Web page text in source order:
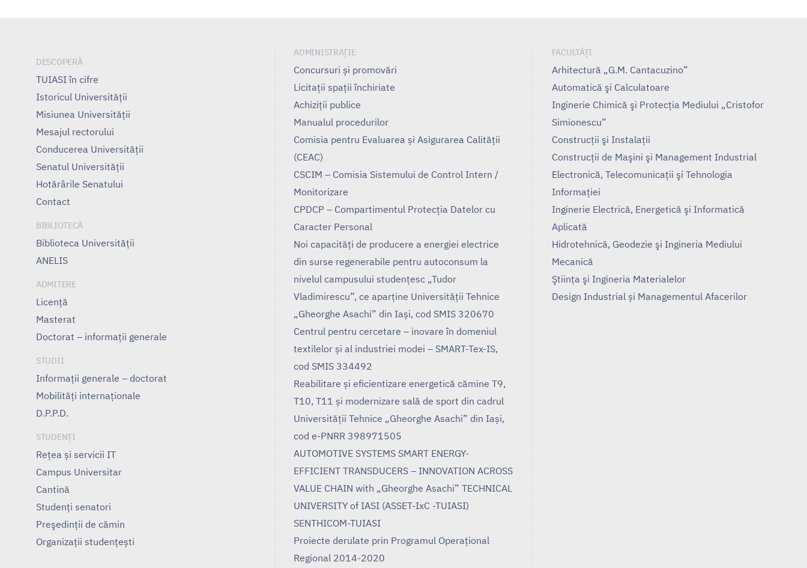
DESCOPERĂ
TUIASI în cifre
Istoricul Universităţii
Misiunea Universităţii
Mesajul rectorului
Conducerea Universităţii
Senatul Universității
Hotărârile Senatului
Contact
BIBLIOTECĂ
Biblioteca Universității
ANELIS
ADMITERE
Licență
Masterat
Doctorat – informații generale
STUDII
Informații generale – doctorat
Mobilități internaționale
D.P.P.D.
STUDENȚI
Rețea și servicii IT
Campus Universitar
Cantină
Studenți senatori
Preşedinţii de cămin
Organizații studențești
ADMINISTRAȚIE
Concursuri și promovări
Licitații spații închiriate
Achiziții publice
Manualul procedurilor
Comisia pentru Evaluarea și Asigurarea Calității
(CEAC)
CSCIM – Comisia Sistemului de Control Intern /
Monitorizare
CPDCP – Compartimentul Protecția Datelor cu
Caracter Personal
Noi capacități de producere a energiei electrice
din surse regenerabile pentru autoconsum la
nivelul campusului studențesc „Tudor
Vladimirescu”, ce aparține Universității Tehnice
„Gheorghe Asachi” din Iași, cod SMIS 320670
Centrul pentru cercetare – inovare în domeniul
textilelor și al industriei modei – SMART-Tex-IS,
cod SMIS 334492
Reabilitare și eficientizare energetică cămine T9,
T10, T11 și modernizare sală de sport din cadrul
Universității Tehnice „Gheorghe Asachi” din Iași,
cod e-PNRR 398971505
AUTOMOTIVE SYSTEMS SMART ENERGY-
EFFICIENT TRANSDUCERS – INNOVATION ACROSS
VALUE CHAIN with „Gheorghe Asachi” TECHNICAL
UNIVERSITY of IASI (ASSET-IxC -TUIASI)
SENTHICOM-TUIASI
Proiecte derulate prin Programul Operaţional
Regional 2014-2020
FACULTĂȚI
Arhitectură „G.M. Cantacuzino”
Automatică şi Calculatoare
Inginerie Chimică şi Protecţia Mediului „Cristofor
Simionescu”
Construcţii şi Instalaţii
Construcţii de Maşini şi Management Industrial
Electronică, Telecomunicaţii şi Tehnologia
Informaţiei
Inginerie Electrică, Energetică şi Informatică
Aplicată
Hidrotehnică, Geodezie şi Ingineria Mediului
Mecanică
Ştiinţa şi Ingineria Materialelor
Design Industrial și Managementul Afacerilor